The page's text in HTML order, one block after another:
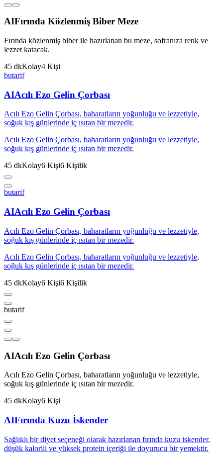
AIFırında Közlenmiş Biber Meze
Fırında közlenmiş biber ile hazırlanan bu meze, sofranıza renk ve
lezzet katacak.
45 dkKolay4 Kişi
butarif
AIAcılı Ezo Gelin Çorbası
Acılı Ezo Gelin Çorbası, baharatların yoğunluğu ve lezzetiyle,
soğuk kış günlerinde iç ısıtan bir mezedir.
Acılı Ezo Gelin Çorbası, baharatların yoğunluğu ve lezzetiyle,
soğuk kış günlerinde iç ısıtan bir mezedir.
45 dkKolay6 Kişi6 Kişilik
butarif
AIAcılı Ezo Gelin Çorbası
Acılı Ezo Gelin Çorbası, baharatların yoğunluğu ve lezzetiyle,
soğuk kış günlerinde iç ısıtan bir mezedir.
Acılı Ezo Gelin Çorbası, baharatların yoğunluğu ve lezzetiyle,
soğuk kış günlerinde iç ısıtan bir mezedir.
45 dkKolay6 Kişi6 Kişilik
butarif
AIAcılı Ezo Gelin Çorbası
Acılı Ezo Gelin Çorbası, baharatların yoğunluğu ve lezzetiyle,
soğuk kış günlerinde iç ısıtan bir mezedir.
45 dkKolay6 Kişi
AIFırında Kuzu İskender
Sağlıklı bir diyet seçeneği olarak hazırlanan fırında kuzu iskender,
düşük kalorili ve yüksek protein içeriği ile doyurucu bir yemektir.